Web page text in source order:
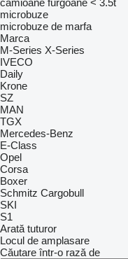
camioane furgoane < 3.5t
microbuze
microbuze de marfa
Marca
M-Series X-Series
IVECO
Daily
Krone
SZ
MAN
TGX
Mercedes-Benz
E-Class
Opel
Corsa
Boxer
Schmitz Cargobull
SKI
S1
Arată tuturor
Locul de amplasare
Căutare într-o rază de